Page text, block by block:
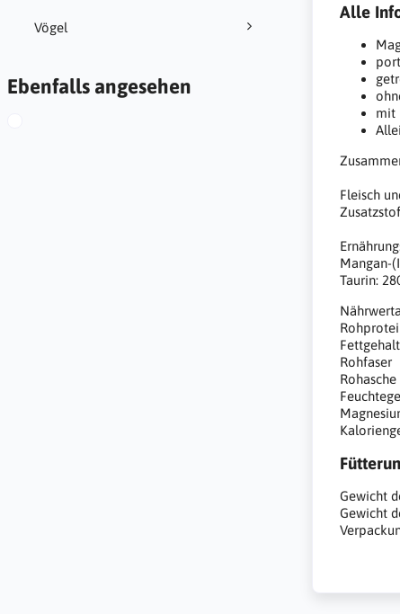
Vögel
Ebenfalls angesehen
Alle
mit
Fleisch
Mangan-
Taurin:
Gewicht
Gewicht